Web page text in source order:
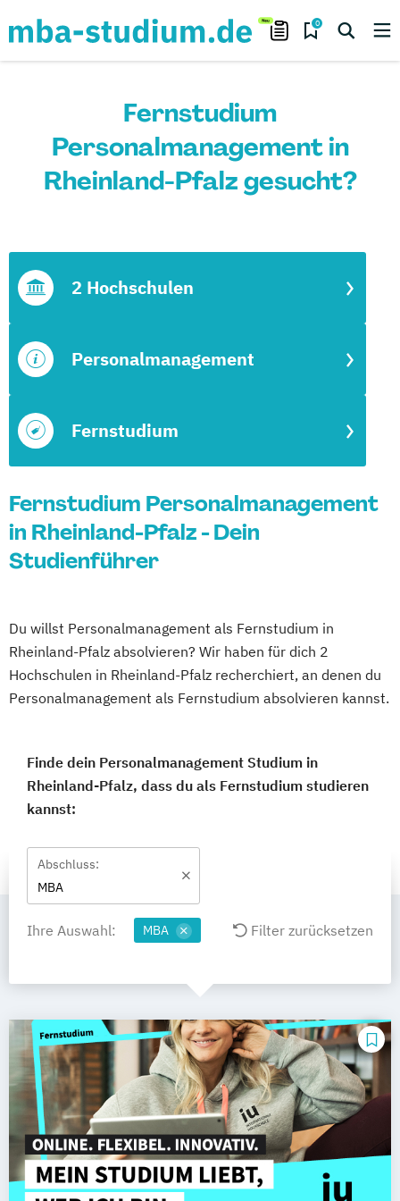
0
Fernstudium
Personalmanagement in
Rheinland-Pfalz gesucht?
Fernstudium
Personalmanagement
2 Hochschulen
Fernstudium Personalmanagement
in Rheinland-Pfalz - Dein
Studienführer
Du willst Personalmanagement als Fernstudium in
Rheinland-Pfalz absolvieren? Wir haben für dich 2
Hochschulen in Rheinland-Pfalz recherchiert, an denen du
Personalmanagement als Fernstudium absolvieren kannst.
Finde dein Personalmanagement Studium in
Rheinland-Pfalz, dass du als Fernstudium studieren
kannst:
Abschluss:
MBA
Ihre Auswahl: MBA Filter zurücksetzen